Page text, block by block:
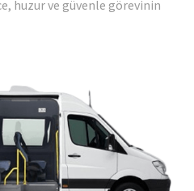
huzur ve güvenle görevinin